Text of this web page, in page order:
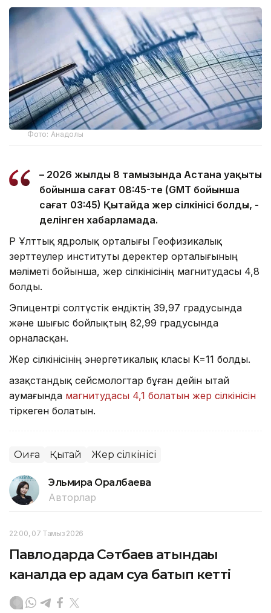
Фото: Анадолы
– 2026 жылдың 8 тамызында Астана уақыты
бойынша сағат 08:45-те (GMT бойынша
сағат 03:45) Қытайда жер сілкінісі болды, -
делінген хабарламада.
ҚР Ұлттық ядролық орталығы Геофизикалық
зерттеулер институты деректер орталығының
мәліметі бойынша, жер сілкінісінің магнитудасы 4,8
болды.
Эпицентрі солтүстік ендіктің 39,97 градусында
және шығыс бойлықтың 82,99 градусында
орналасқан.
Жер сілкінісінің энергетикалық класы K=11 болды.
Қазақстандық сейсмологтар бұған дейін Қытай
аумағында магнитудасы 4,1 болатын жер сілкінісін
тіркеген болатын.
Оқиға Қытай Жер сілкінісі
Эльмира Оралбаева
Авторлар
22:00, 07 Тамыз 2026
Павлодарда Сәтбаев атындағы
каналда ер адам суға батып кетті